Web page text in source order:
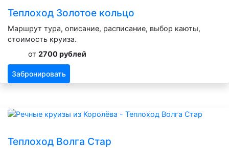
Теплоход Золотое кольцо
Маршрут тура, описание, расписание, выбор каюты,
стоимость круиза.
от 2700 рублей
Забронировать
Теплоход Волга Стар